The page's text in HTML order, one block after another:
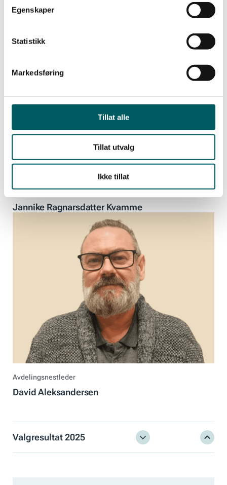
Egenskaper
Statistikk
Markedsføring
Tillat alle
Tillat utvalg
Ikke tillat
Styremedlem
Kasserer
Jannike Ragnarsdatter Kvamme
Avdelingsnestleder
David Aleksandersen
Valgresultat 2025